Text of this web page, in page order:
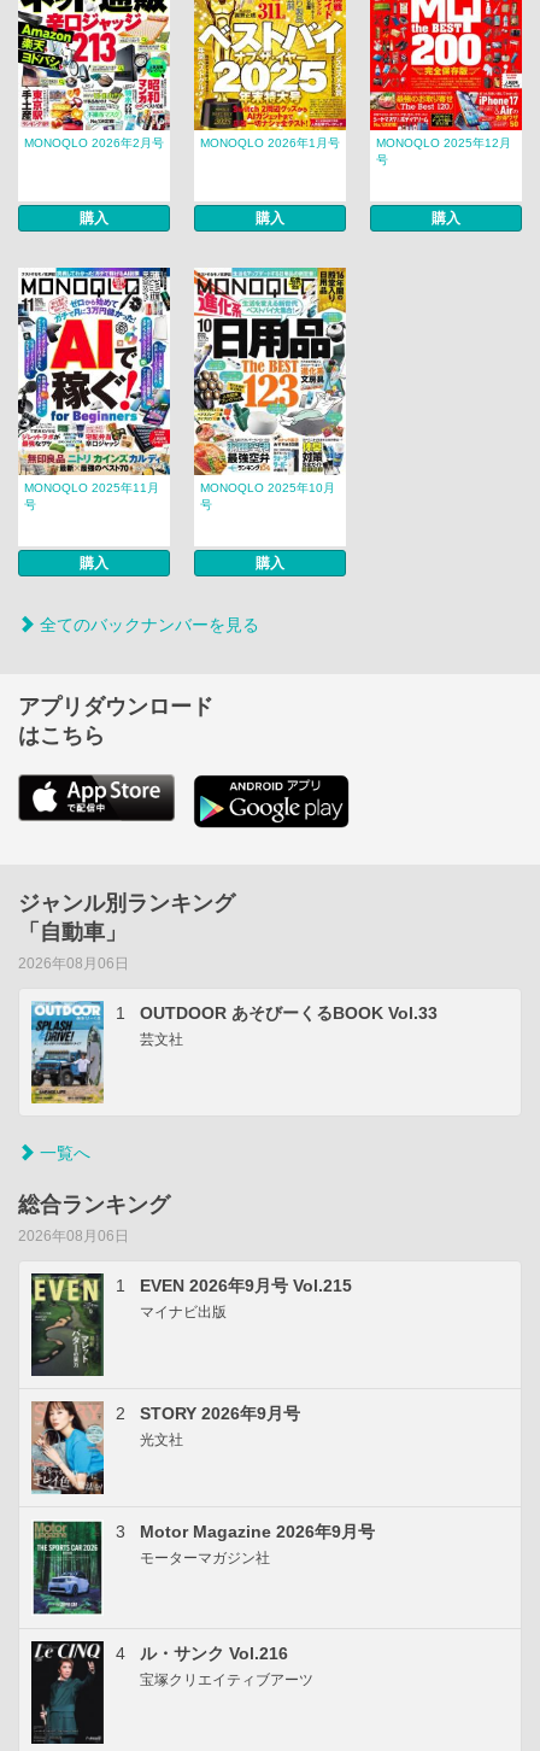
MONOQLO 2026年2月号
購入
MONOQLO 2026年1月号
購入
MONOQLO 2025年12月
号
購入
MONOQLO 2025年11月
号
購入
MONOQLO 2025年10月
号
購入
全てのバックナンバーを見る
アプリダウンロード
はこちら
ジャンル別ランキング
「自動車」
2026年08月06日
1 OUTDOOR あそびーくるBOOK Vol.33
芸文社
一覧へ
総合ランキング
2026年08月06日
1 EVEN 2026年9月号 Vol.215
マイナビ出版
2 STORY 2026年9月号
光文社
3 Motor Magazine 2026年9月号
モーターマガジン社
4 ル・サンク Vol.216
宝塚クリエイティブアーツ